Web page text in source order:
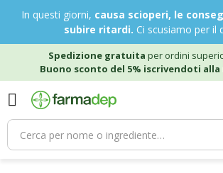
In questi giorni, causa scioperi, le
subire ritardi. Ci scusiamo per il
Spedizione gratuita per ordini
Buono sconto del 5% iscrivendoti